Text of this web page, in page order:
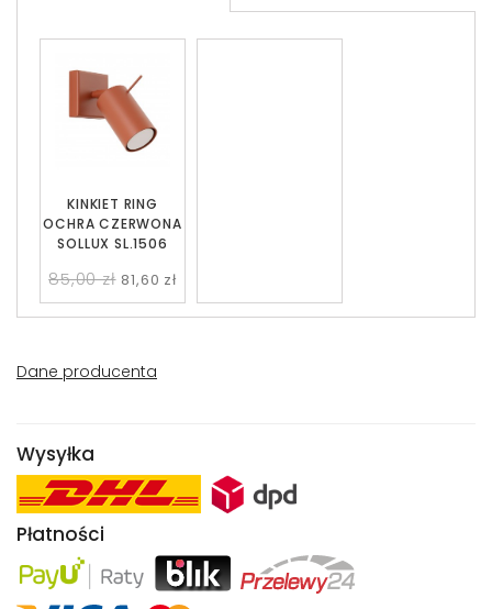
KINKIET RING
OCHRA CZERWONA
SOLLUX SL.1506
85,00 zł 81,60 zł
Dane producenta
Wysyłka
Płatności